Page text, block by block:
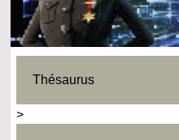
Thésaurus
>